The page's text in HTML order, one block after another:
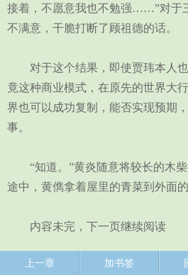
接着，不愿意我也不勉强……”对于
不满意，干脆打断了顾祖德的话。
对于这个结果，即使贾玮本人也
竟这种商业模式，在原先的世界大
界也可以成功复制，能否实现预期
事。
“知道。”黄炎随意将较长的木柴
途中，黄儁拿着屋里的青菜到外面的
内容未完，下一页继续阅读
上一章 加书签